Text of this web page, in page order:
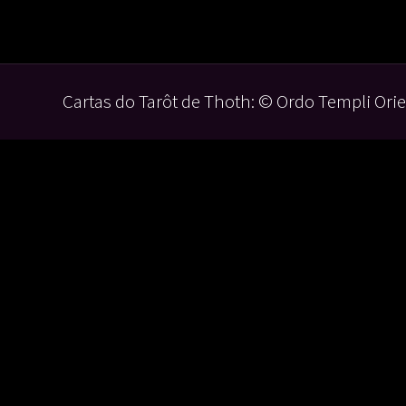
Cartas do Tarôt de Thoth: © Ordo Templi